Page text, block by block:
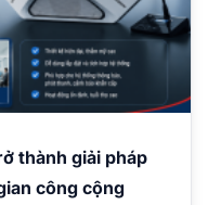
thành giải pháp
công cộng